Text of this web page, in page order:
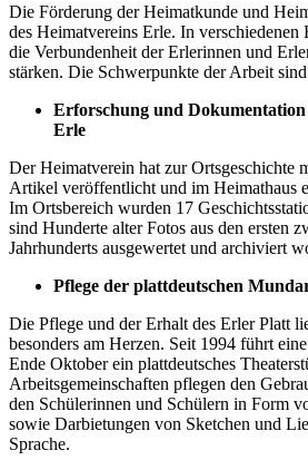
Die Förderung der Heimatkunde und
des Heimatvereins Erle. In verschiedenen
die Verbundenheit der Erlerinnen und
stärken. Die Schwerpunkte der Arbeit
Erforschung und Dokumentation
Erle
Der Heimatverein hat zur Ortsgeschichte
Artikel veröffentlicht und im Heimathaus
Im Ortsbereich wurden 17
sind Hunderte alter Fotos aus den ersten
Jahrhunderts ausgewertet und archiviert
Pflege der plattdeutschen
Die Pflege und der Erhalt des Erler Platt
besonders am Herzen. Seit 1994 führt
Ende Oktober ein plattdeutsches
Arbeitsgemeinschaften pflegen den
den Schülerinnen und Schülern in Form
sowie Darbietungen von Sketchen und
Sprache.